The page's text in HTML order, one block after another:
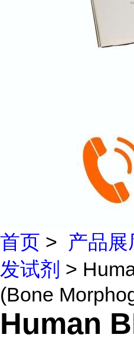
首页 > 产品展
发试剂 >
(Bone
Human